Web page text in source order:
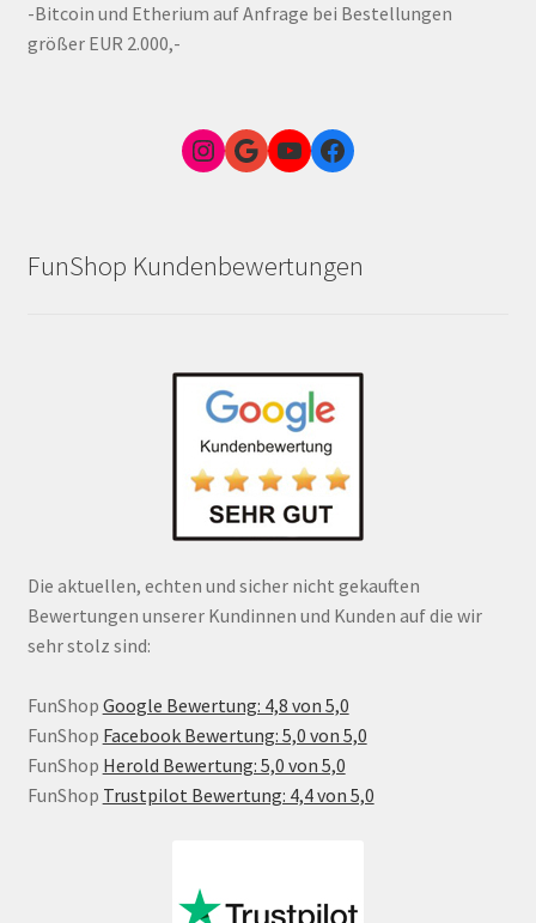
-Bitcoin und Etherium auf Anfrage bei Bestellungen
größer EUR 2.000,-
Instagram
Google Link zum FunShop WienYouTubeFacebook
FunShop Kundenbewertungen
Die aktuellen, echten und sicher nicht gekauften
Bewertungen unserer Kundinnen und Kunden auf die wir
sehr stolz sind:
FunShop Google Bewertung: 4,8 von 5,0
FunShop Facebook Bewertung: 5,0 von 5,0
FunShop Herold Bewertung: 5,0 von 5,0
FunShop Trustpilot Bewertung: 4,4 von 5,0